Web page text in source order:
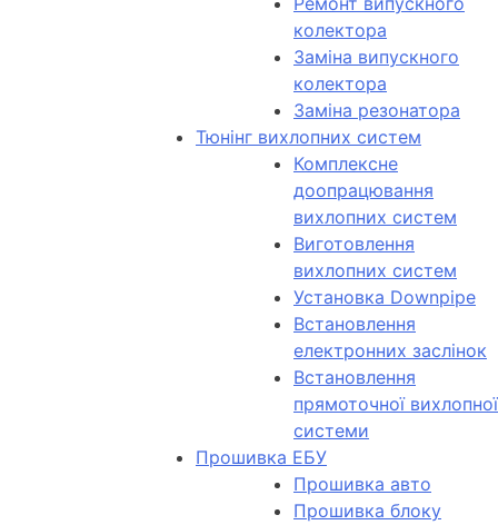
колектора
Заміна випускного
колектора
Заміна резонатора
Тюнінг вихлопних систем
Комплексне
доопрацювання
вихлопних систем
Виготовлення
вихлопних систем
Установка Downpipe
Встановлення
електронних заслінок
Встановлення
прямоточної вихлопної
системи
Прошивка ЕБУ
Прошивка авто
Прошивка блоку